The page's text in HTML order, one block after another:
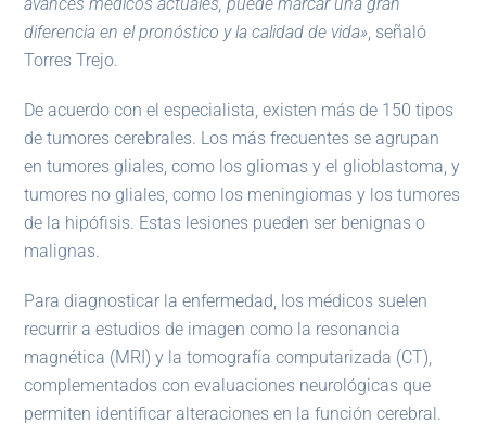
diferencia en el pronóstico y la calidad de vida», señaló
Torres Trejo.
De acuerdo con el especialista, existen más de 150 tipos
de tumores cerebrales. Los más frecuentes se agrupan
en tumores gliales, como los gliomas y el glioblastoma, y
tumores no gliales, como los meningiomas y los tumores
de la hipófisis. Estas lesiones pueden ser benignas o
malignas.
Para diagnosticar la enfermedad, los médicos suelen
recurrir a estudios de imagen como la resonancia
magnética (MRI) y la tomografía computarizada (CT),
complementados con evaluaciones neurológicas que
permiten identificar alteraciones en la función cerebral.